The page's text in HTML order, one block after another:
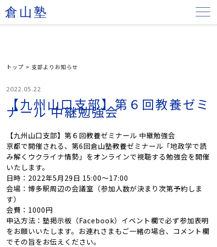
倉山塾
トップ >支部よりお知らせ
2022.05.22
【九州山口支部】第６回教養ゼミ
ナール 中継勉強会
【九州山口支部】第６回教養ゼミナール 中継勉強会
京都で開催される、第6回倉山塾教養ゼミナール「地政学で読
み解くウクライナ情勢」をオンラインで視聴する勉強会を開催
いたします。
日時：2022年5月29日 15:00〜17:00
会場：博多駅周辺の会議室（参加人数が決まり次第予約しま
す）
会費：1000円
申込方法：塾掲示板（Facebook）イベント欄で必ず参加表明
をお願いいたします。お連れさまもご一緒の場合、コメント欄
でその旨をお伝えください。